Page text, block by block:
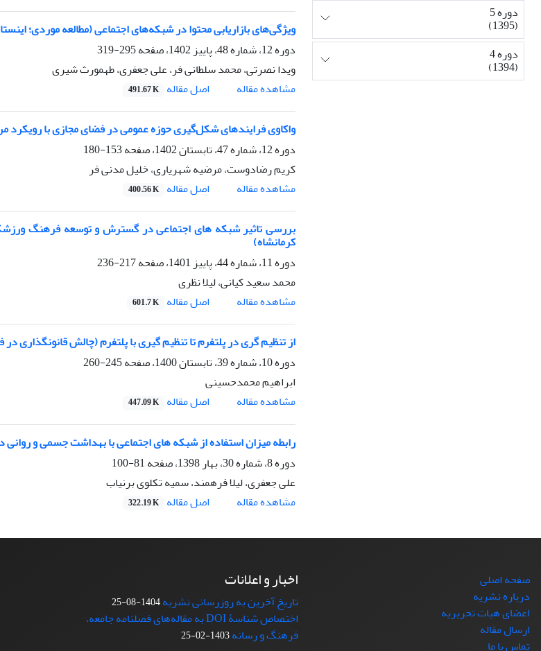
ویژگی‌های بازاریابی محتوا در شبکه‌های اجتماعی (مطالعه موردی؛
دوره 12، شماره 48، پاییز 1402، صفحه
295-319
ویدا نصرتی، محمد سلطانی فر، علی جعفری، طهمورث شیری
مشاهده مقاله
اصل مقاله 491.67 K
واکاوی فرایندهای شکل‌گیری حوزه عمومی در فضای مجازی با رویکرد
دوره 12، شماره 47، تابستان 1402، صفحه
153-180
کریم رضادوست، مرضیه شهریاری، خلیل مدنی فر
مشاهده مقاله
اصل مقاله 400.56 K
بررسی تاثیر شبکه ‏های اجتماعی در گسترش و توسعه فرهنگ
کرمانشاه)
دوره 11، شماره 44، پاییز 1401، صفحه
217-236
محمد سعید کیانی، لیلا نظری
مشاهده مقاله
اصل مقاله 601.7 K
از تنظیم گری در پلتفرم تا تنظیم گیری با پلتفرم (چالش
دوره 10، شماره 39، تابستان 1400، صفحه
245-260
ابراهیم محمدحسینی
مشاهده مقاله
اصل مقاله 447.09 K
رابطه میزان استفاده از شبکه های اجتماعی با بهداشت جسمی و
دوره 8، شماره 30، بهار 1398، صفحه
81-100
علی جعفری، لیلا فرهمند، سمیه تکلوی برنیاب
مشاهده مقاله
اصل مقاله 322.19 K
دوره 5
(1395)
دوره 4
(1394)
صفحه اصلی
درباره نشریه
اعضای هیات تحریریه
ارسال مقاله
تماس با ما
اخبار و اعلانات
تاریخ آخرین به روزرسانی نشریه1404-08-25
اختصاص شناسۀ DOI به مقاله‌های فصلنامه جامعه،
فرهنگ و رسانه1403-02-25